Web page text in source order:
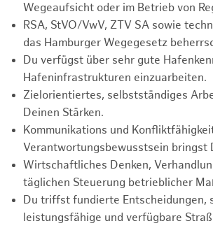
Wegeaufsicht oder im Betrieb von
RSA, StVO/VwV, ZTV SA sowie
das Hamburger Wegegesetz
Du verfügst über sehr gute
Hafeninfrastrukturen einzuarbeiten.
Zielorientiertes, selbstständiges
Deinen Stärken.
Kommunikations und
Verantwortungsbewusstsein bringst
Wirtschaftliches Denken,
täglichen Steuerung betrieblicher
Du triffst fundierte Entscheidungen,
leistungsfähige und verfügbare